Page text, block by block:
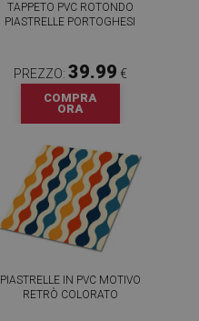
TAPPETO PVC ROTONDO
PIASTRELLE PORTOGHESI
PREZZO: 39.99 €
COMPRA
ORA
PIASTRELLE IN PVC MOTIVO
RETRÒ COLORATO